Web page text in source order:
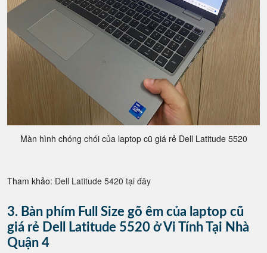
Màn hình chóng chói của laptop cũ giá rẻ Dell Latitude 5520
Tham khảo: Dell Latitude 5420 tại đây
3. Bàn phím Full Size gõ êm của laptop cũ
giá rẻ Dell Latitude 5520 ở Vi Tính Tại Nhà
Quận 4